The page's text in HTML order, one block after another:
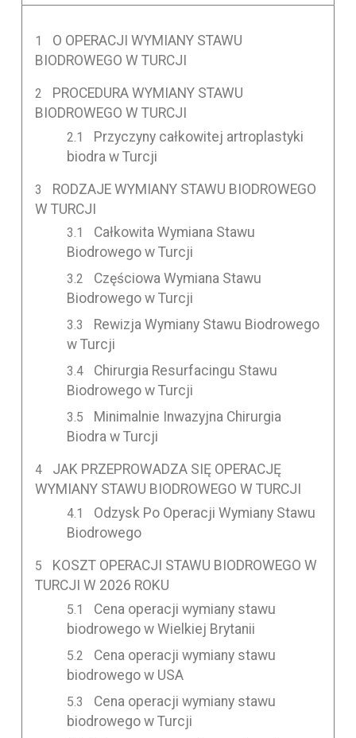
O OPERACJI WYMIANY STAWU
BIODROWEGO W TURCJI
PROCEDURA WYMIANY STAWU
BIODROWEGO W TURCJI
Przyczyny całkowitej artroplastyki
biodra w Turcji
RODZAJE WYMIANY STAWU BIODROWEGO
W TURCJI
Całkowita Wymiana Stawu
Biodrowego w Turcji
Częściowa Wymiana Stawu
Biodrowego w Turcji
Rewizja Wymiany Stawu Biodrowego
w Turcji
Chirurgia Resurfacingu Stawu
Biodrowego w Turcji
Minimalnie Inwazyjna Chirurgia
Biodra w Turcji
JAK PRZEPROWADZA SIĘ OPERACJĘ
WYMIANY STAWU BIODROWEGO W TURCJI
Odzysk Po Operacji Wymiany Stawu
Biodrowego
KOSZT OPERACJI STAWU BIODROWEGO W
TURCJI W 2026 ROKU
Cena operacji wymiany stawu
biodrowego w Wielkiej Brytanii
Cena operacji wymiany stawu
biodrowego w USA
Cena operacji wymiany stawu
biodrowego w Turcji